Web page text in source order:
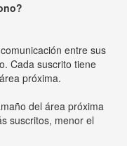
entre sus
Cada suscrito tiene
próxima.
del área próxima
suscritos, menor el